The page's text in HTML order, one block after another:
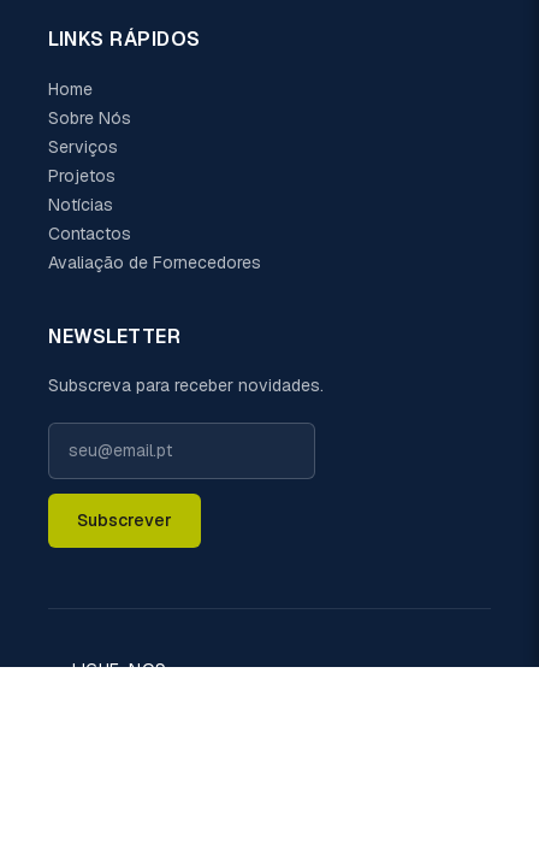
LINKS RÁPIDOS
Home
Sobre Nós
Serviços
Projetos
Notícias
Contactos
Avaliação de Fornecedores
NEWSLETTER
Subscreva para receber novidades.
Subscrever
LIGUE-NOS